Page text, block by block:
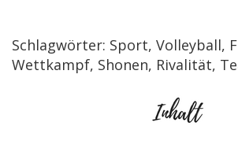
Schlagwörter: Sport, Volleyball,
Wettkampf, Shonen, Rivalität,